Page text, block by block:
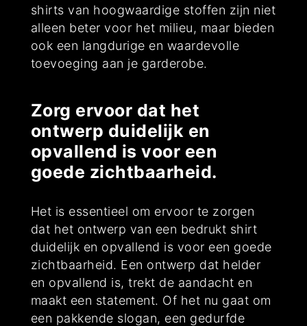
shirts van hoogwaardige stoffen zijn niet
alleen beter voor het milieu, maar bieden
ook een langdurige en waardevolle
toevoeging aan je garderobe.
Zorg ervoor dat het
ontwerp duidelijk en
opvallend is voor een
goede zichtbaarheid.
Het is essentieel om ervoor te zorgen
dat het ontwerp van een bedrukt shirt
duidelijk en opvallend is voor een goede
zichtbaarheid. Een ontwerp dat helder
en opvallend is, trekt de aandacht en
maakt een statement. Of het nu gaat om
een pakkende slogan, een gedurfde